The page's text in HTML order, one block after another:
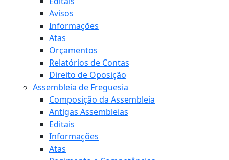
Avisos
Informações
Atas
Orçamentos
Relatórios de Contas
Direito de Oposição
Assembleia de Freguesia
Composição da Assembleia
Antigas Assembleias
Editais
Informações
Atas